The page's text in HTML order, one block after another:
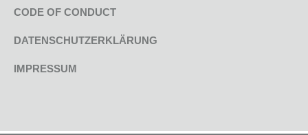
CODE OF CONDUCT
DATENSCHUTZERKLÄRUNG
IMPRESSUM